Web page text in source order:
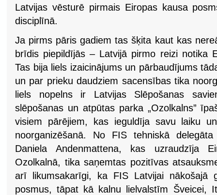
Latvijas vēsturē pirmais Eiropas kausa
disciplīnā.
Ja pirms pāris gadiem tas šķita kaut kas
brīdis piepildījās – Latvijā pirmo reizi notika
Tas bija liels izaicinājums un pārbaudījums
un par prieku daudziem sacensības tika
liels nopelns ir Latvijas Slēpošanas
slēpošanas un atpūtas parka „Ozolkalns”
visiem pārējiem, kas ieguldīja savu laiku
noorganizēšanā. No FIS tehniskā
Daniela Andenmattena, kas uzraudzīja
Ozolkalnā, tika saņemtas pozitīvas
arī likumsakarīgi, ka FIS Latvijai nākošajā
posmus, tāpat kā kalnu lielvalstīm Šveicei,